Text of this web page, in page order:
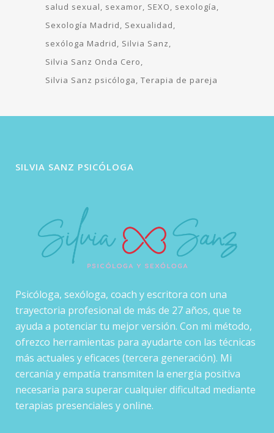
salud sexual
sexamor SEXO
sexología
Sexología Madrid
Sexualidad
sexóloga Madrid
Silvia Sanz
Silvia Sanz Onda Cero
Silvia Sanz psicóloga Terapia de pareja
SILVIA SANZ PSICÓLOGA
Psicóloga, sexóloga, coach y escritora con una
trayectoria profesional de más de 27 años, que te
ayuda a potenciar tu mejor versión. Con mi método,
ofrezco herramientas para ayudarte con las técnicas
más actuales y eficaces (tercera generación). Mi
cercanía y empatía transmiten la energía positiva
necesaria para superar cualquier dificultad mediante
terapias presenciales y online.